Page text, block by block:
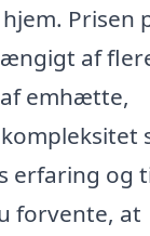
Prisen
af
emhætte,
erfaring og
forvente, at